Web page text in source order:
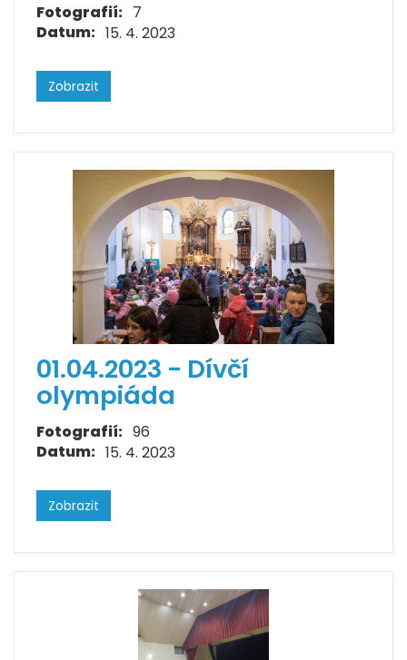
Fotografií: 7
Datum: 15. 4. 2023
Zobrazit
01.04.2023 - Dívčí
olympiáda
Fotografií: 96
Datum: 15. 4. 2023
Zobrazit